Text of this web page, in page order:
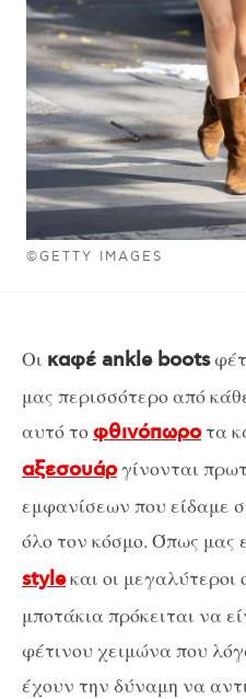
©GETTY IMAGES
Οι καφέ ankle boots
μας περισσότερο από
αυτό τοφθινόπωροτα
αξεσουάργίνονται
εμφανίσεων που είδαμε
όλο τον κόσμο. Όπως μας
styleκαι οι μεγαλύτεροι
μποτάκια πρόκειται να
φέτινου χειμώνα που
έχουν την δύναμη να